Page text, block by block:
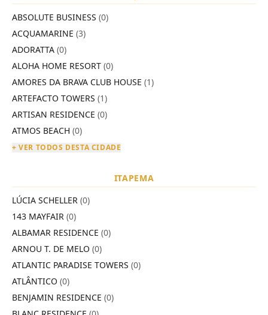
ABSOLUTE BUSINESS (0)
ACQUAMARINE (3)
ADORATTA (0)
ALOHA HOME RESORT (0)
AMORES DA BRAVA CLUB HOUSE (1)
ARTEFACTO TOWERS (1)
ARTISAN RESIDENCE (0)
ATMOS BEACH (0)
+ VER TODOS DESTA CIDADE
ITAPEMA
LÚCIA SCHELLER (0)
143 MAYFAIR (0)
ALBAMAR RESIDENCE (0)
ARNOU T. DE MELO (0)
ATLANTIC PARADISE TOWERS (0)
ATLÂNTICO (0)
BENJAMIN RESIDENCE (0)